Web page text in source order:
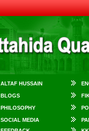
ALTAF HUSSAIN
BLOGS
PHILOSOPHY
SOCIAL MEDIA